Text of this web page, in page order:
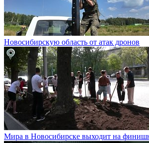
Новосибирскую область от атак дронов
Мира в Новосибирске выходит на